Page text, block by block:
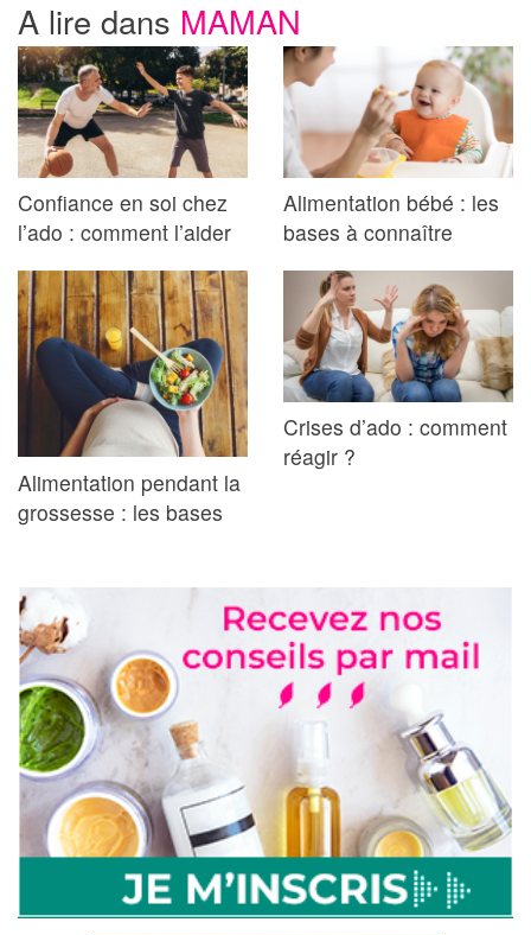
A lire dans MAMAN
Confiance en soi chez
l’ado : comment l’aider
Alimentation bébé : les
bases à connaître
Alimentation pendant la
grossesse : les bases
Crises d’ado : comment
réagir ?